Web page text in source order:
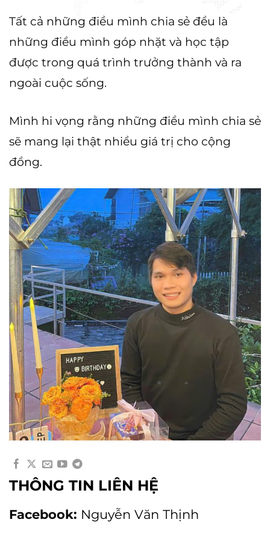
Tất cả những điều mình chia sẻ đều là
những điều mình góp nhặt và học tập
được trong quá trình trưởng thành và ra
ngoài cuộc sống.
Mình hi vọng rằng những điều mình chia sẻ
sẽ mang lại thật nhiều giá trị cho cộng
đồng.
THÔNG TIN LIÊN HỆ
Facebook: Nguyễn Văn Thịnh